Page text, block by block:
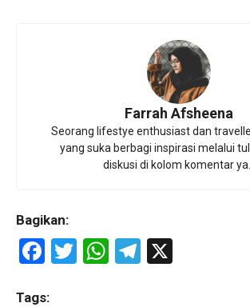
Farrah Afsheena
Seorang lifestye enthusiast dan
yang suka berbagi inspirasi melalui
diskusi di kolom komentar ya...
Bagikan:
F
T
W T
Tags: